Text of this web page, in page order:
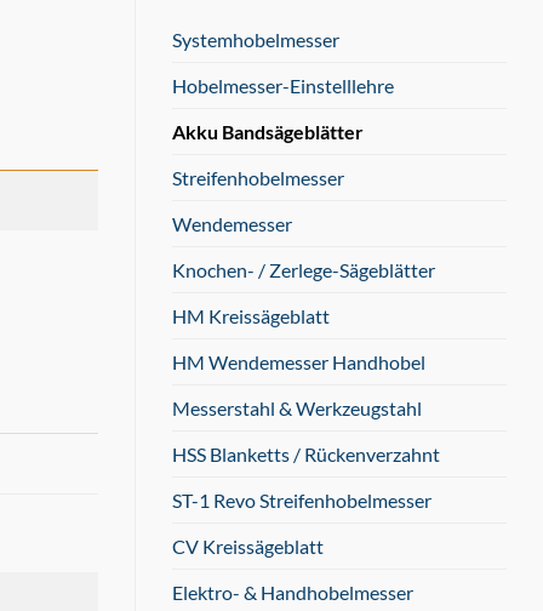
Systemhobelmesser
Hobelmesser-Einstelllehre
Akku Bandsägeblätter
Streifenhobelmesser
Wendemesser
Knochen- / Zerlege-Sägeblätter
HM Kreissägeblatt
HM Wendemesser Handhobel
Messerstahl & Werkzeugstahl
HSS Blanketts / Rückenverzahnt
ST-1 Revo Streifenhobelmesser
CV Kreissägeblatt
Elektro- & Handhobelmesser